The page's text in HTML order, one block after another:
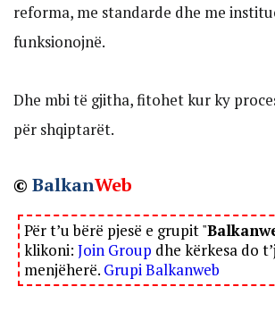
reforma, me standarde dhe me
funksionojnë.
Dhe mbi të gjitha, fitohet kur ky
për shqiptarët.
© BalkanWeb
Për t’u bërë pjesë e grupit "
klikoni: Join Group dhe kërkesa do
menjëherë. Grupi Balkanweb